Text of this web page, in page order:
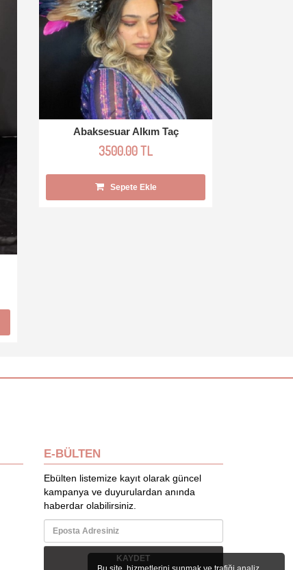
Abaksesuar Alkım Taç
3500.00 TL
Sepete Ekle
E-BÜLTEN
Ebülten listemize kayıt olarak güncel
kampanya ve duyurulardan anında
haberdar olabilirsiniz.
KAYDET